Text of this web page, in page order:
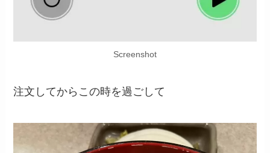
Screenshot
注文してからこの時を過ごして